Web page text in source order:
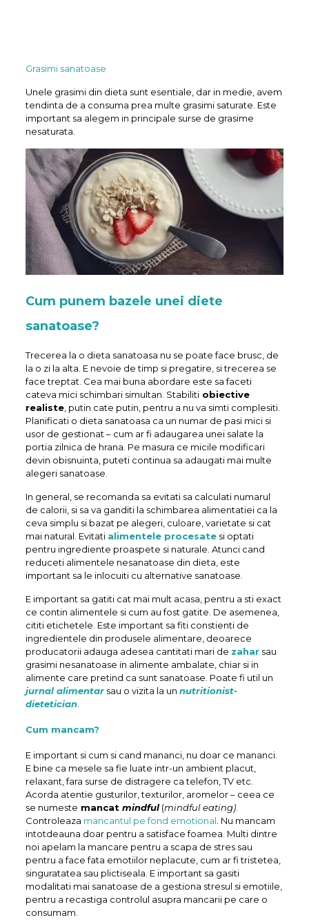
Grasimi sanatoase
Unele grasimi din dieta sunt esentiale, dar in medie, avem
tendinta de a consuma prea multe grasimi saturate. Este
important sa alegem in principale surse de grasime
nesaturata.
Cum punem bazele unei diete
sanatoase?
Trecerea la o dieta sanatoasa nu se poate face brusc, de
la o zi la alta. E nevoie de timp si pregatire, si trecerea se
face treptat. Cea mai buna abordare este sa faceti
cateva mici schimbari simultan. Stabilitiobiective
realiste, putin cate putin, pentru a nu va simti complesiti.
Planificati o dieta sanatoasa ca un numar de pasi mici si
usor de gestionat – cum ar fi adaugarea unei salate la
portia zilnica de hrana. Pe masura ce micile modificari
devin obisnuinta, puteti continua sa adaugati mai multe
alegeri sanatoase.
In general, se recomanda sa evitati sa calculati numarul
de calorii, si sa va ganditi la schimbarea alimentatiei ca la
ceva simplu si bazat pe alegeri, culoare, varietate si cat
mai natural. Evitati alimentele procesatesi optati
pentru ingrediente proaspete si naturale. Atunci cand
reduceti alimentele nesanatoase din dieta, este
important sa le inlocuiti cu alternative sanatoase.
E important sa gatiti cat mai mult acasa, pentru a sti exact
ce contin alimentele si cum au fost gatite. De asemenea,
cititi etichetele. Este important sa fiti constienti de
ingredientele din produsele alimentare, deoarece
producatorii adauga adesea cantitati mari de zahar sau
grasimi nesanatoase in alimente ambalate, chiar si in
alimente care pretind ca sunt sanatoase. Poate fi util un
jurnal alimentarsau o vizita la un nutritionist-
dietetician.
Cum mancam?
E important si cum si cand mananci, nu doar ce mananci.
E bine ca mesele sa fie luate intr-un ambient placut,
relaxant, fara surse de distragere ca telefon, TV etc.
Acorda atentie gusturilor, texturilor, aromelor – ceea ce
se numeste mancat mindful(mindful eating).
Controleaza mancantul pe fond emotional . Nu mancam
intotdeauna doar pentru a satisface foamea. Multi dintre
noi apelam la mancare pentru a scapa de stres sau
pentru a face fata emotiilor neplacute, cum ar fi tristetea,
singuratatea sau plictiseala. E important sa gasiti
modalitati mai sanatoase de a gestiona stresul si emotiile,
pentru a recastiga controlul asupra mancarii pe care o
consumam.